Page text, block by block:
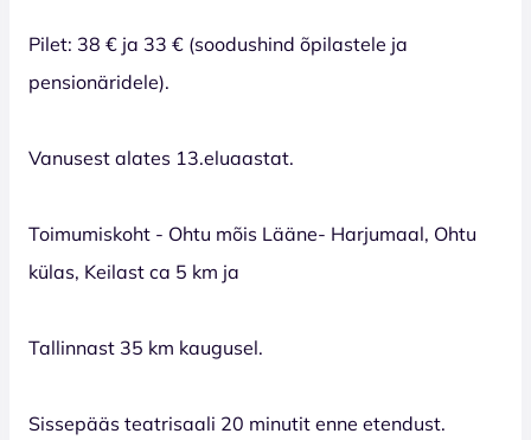
Pilet: 38 € ja 33 € (soodushind õpilastele ja
pensionäridele).
Vanusest alates 13.eluaastat.
Toimumiskoht - Ohtu mõis Lääne- Harjumaal, Ohtu
külas, Keilast ca 5 km ja
Tallinnast 35 km kaugusel.
Sissepääs teatrisaali 20 minutit enne etendust.